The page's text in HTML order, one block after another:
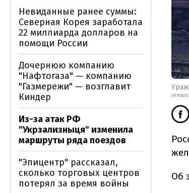
Об
Невиданные ранее суммы:
Северная Корея заработала
22 миллиарда долларов на
помощи России
Дочернюю компанию
"Нафтогаза" — компанию
"Газмережи" — возглавит
Киндер
Из-за атак РФ
"Укрзализныця" изменила
маршруты ряда поездов
"Эпицентр" рассказал,
сколько торговых центров
потерял за время войны